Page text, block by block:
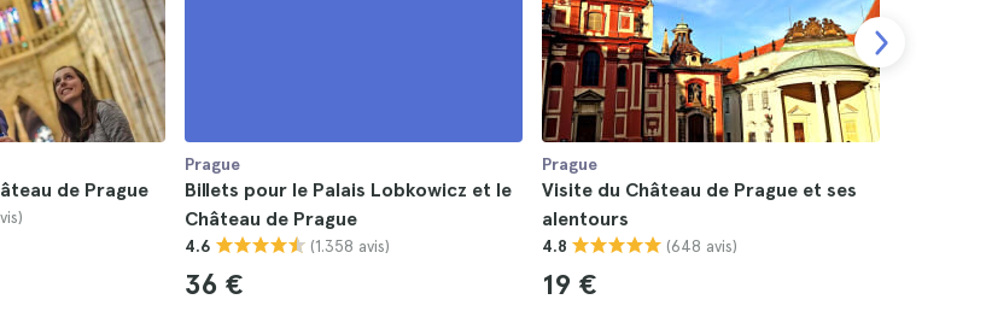
de Prague
Prague
Billets pour le Palais Lobkowicz et le
Château de Prague
4.6 (1.358 avis)
36 €
Prague
Visite du Château de Prague et ses
alentours
4.8 (648 avis)
19 €